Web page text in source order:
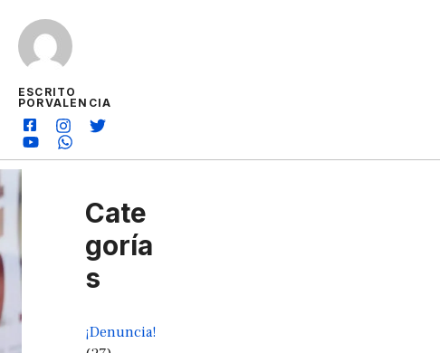
ESCRITO
PORVALENCIA
Cate
goría
s
¡Denuncia!